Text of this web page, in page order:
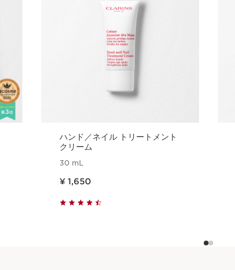
ハンド／ネイル トリートメント
クリーム
30 mL
¥ 1,650
クイックビュー